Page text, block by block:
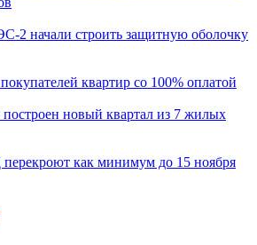
2 начали строить защитную оболочку
квартир со 100% оплатой
новый квартал из 7 жилых
как минимум до 15 ноября